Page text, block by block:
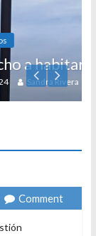
Comment